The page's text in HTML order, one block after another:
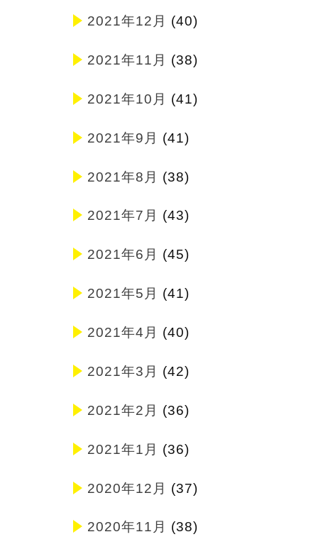
2021年12月 (40)
2021年11月 (38)
2021年10月 (41)
2021年9月 (41)
2021年8月 (38)
2021年7月 (43)
2021年6月 (45)
2021年5月 (41)
2021年4月 (40)
2021年3月 (42)
2021年2月 (36)
2021年1月 (36)
2020年12月 (37)
2020年11月 (38)